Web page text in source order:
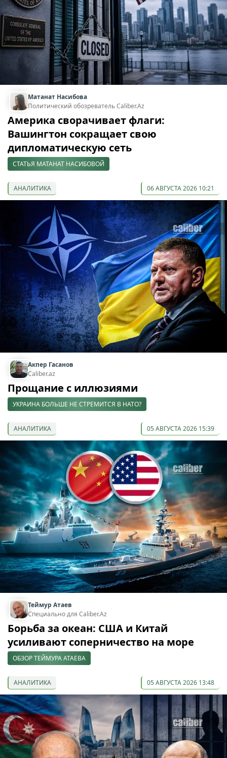
Матанат Насибова
Политический обозреватель Caliber.Az
Америка сворачивает флаги:
Вашингтон сокращает свою
дипломатическую сеть
СТАТЬЯ МАТАНАТ НАСИБОВОЙ
АНАЛИТИКА 06 АВГУСТА 2026 10:21
Акпер Гасанов
Caliber.az
Прощание с иллюзиями
УКРАИНА БОЛЬШЕ НЕ СТРЕМИТСЯ В НАТО?
АНАЛИТИКА 05 АВГУСТА 2026 15:39
Теймур Атаев
Специально для Caliber.Az
Борьба за океан: США и Китай
усиливают соперничество на море
ОБЗОР ТЕЙМУРА АТАЕВА
АНАЛИТИКА 05 АВГУСТА 2026 13:48